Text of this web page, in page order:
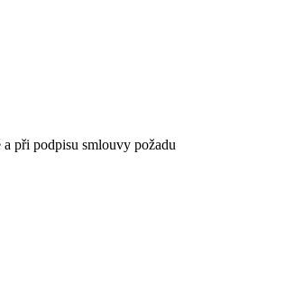
při podpisu smlouvy požadu